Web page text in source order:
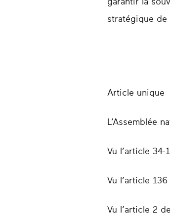
garantir la
stratégique de
Article unique
L’Assemblée
Vu l’article
Vu l’article
Vu l’article 2